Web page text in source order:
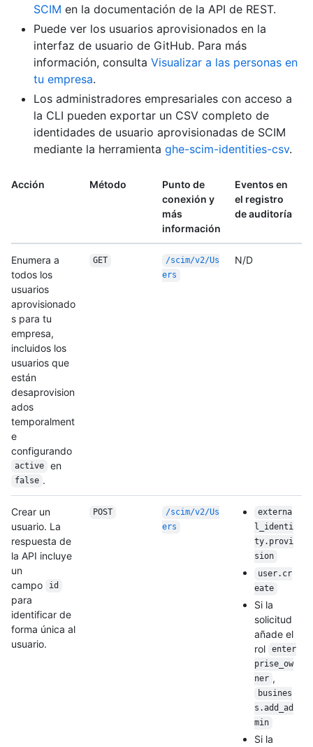
SCIM en la documentación de la API de REST.
Puede ver los usuarios aprovisionados en la
interfaz de usuario de GitHub. Para más
información, consulta Visualizar a las personas en
tu empresa.
Los administradores empresariales con acceso a
la CLI pueden exportar un CSV completo de
identidades de usuario aprovisionadas de SCIM
mediante la herramienta ghe-scim-identities-csv.
Acción Método
Punto de
conexión y
más
información
Eventos en
el registro
de auditoría
Enumera a
todos los
usuarios
aprovisionado
s para tu
empresa,
incluidos los
usuarios que
están
desaprovision
ados
temporalment
e
configurando
active en
false .
GET
/scim/v2/Us
ers
N/D
Crear un
usuario. La
respuesta de
la API incluye
un
campo
id
para
identificar de
forma única al
usuario.
POST
/scim/v2/Us
ers
externa
l_identi
ty.provi
sion
user.cr
eate
Si la
solicitud
añade el
rol
enter
prise_ow
ner ,
busines
s.add_ad
min
Si la